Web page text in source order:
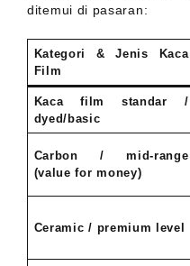
ditemui di pasaran:
Kategori & Jenis Kaca
Film
Kaca film standar /
dyed/basic
Carbon / mid-range
(value for money)
Ceramic / premium level